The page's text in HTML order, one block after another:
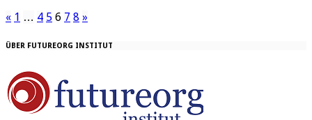
« 1 … 4 5 6 7 8 »
ÜBER FUTUREORG INSTITUT